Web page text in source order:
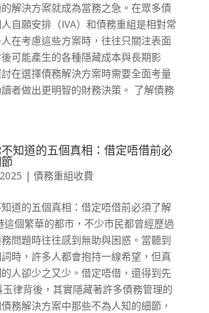
解決方案就成為當務之急。在眾多債
自願安排（IVA）和債務重組是相對常
在考慮這些方案時，往往只關注表面
可能產生的各種隱藏成本與長期影
在選擇債務解決方案時需要全面考量
者做出更明智的財務決策。 了解債務
知道的五個真相：借定唔借前必
| 債務重組收費
道的五個真相：借定唔借前必須了解
這個繁華的都市，不少市民都曾經歷過
問題時往往感到無助與困惑。當聽到
詞時，許多人都會抱持一線希望，但真
人卻少之又少。借定唔借，還得到先
律背後，其實隱藏著許多債務管理的
務解決方案中那些不為人知的細節，